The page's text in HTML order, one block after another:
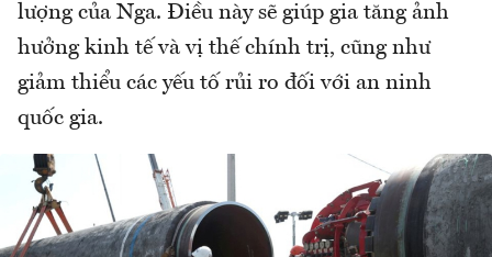
lượng của Nga. Điều này sẽ giúp gia tăng ảnh
hưởng kinh tế và vị thế chính trị, cũng như
giảm thiểu các yếu tố rủi ro đối với an ninh
quốc gia.